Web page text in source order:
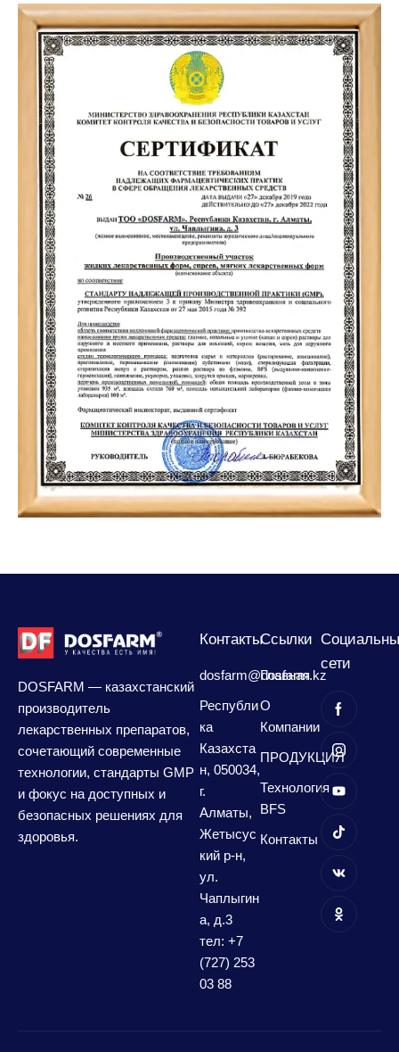
DOSFARM — казахстанский
производитель
лекарственных препаратов,
сочетающий современные
технологии, стандарты GMP
и фокус на доступных и
безопасных решениях для
здоровья.
Контакты
dosfarm@dosfarm.kz
Республи
ка
Казахста
н, 050034,
г.
Алматы,
Жетысус
кий р-н,
ул.
Чаплыгин
а, д.3
тел: +7
(727) 253
03 88
Сcылки
Главная
О
Компании
ПРОДУКЦИЯ
Технология
BFS
Контакты
сети